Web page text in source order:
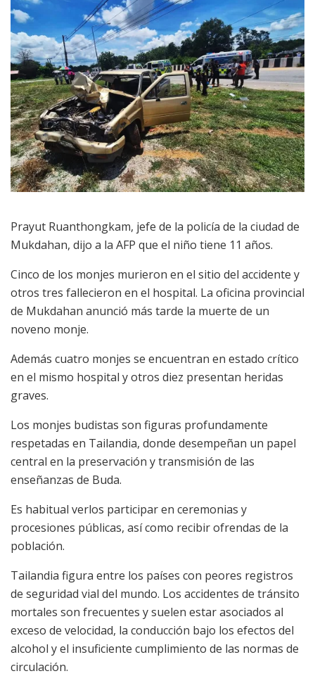
Prayut Ruanthongkam, jefe de la policía de la ciudad de
Mukdahan, dijo a la AFP que el niño tiene 11 años.
Cinco de los monjes murieron en el sitio del accidente y
otros tres fallecieron en el hospital. La oficina provincial
de Mukdahan anunció más tarde la muerte de un
noveno monje.
Además cuatro monjes se encuentran en estado crítico
en el mismo hospital y otros diez presentan heridas
graves.
Los monjes budistas son figuras profundamente
respetadas en Tailandia, donde desempeñan un papel
central en la preservación y transmisión de las
enseñanzas de Buda.
Es habitual verlos participar en ceremonias y
procesiones públicas, así como recibir ofrendas de la
población.
Tailandia figura entre los países con peores registros
de seguridad vial del mundo. Los accidentes de tránsito
mortales son frecuentes y suelen estar asociados al
exceso de velocidad, la conducción bajo los efectos del
alcohol y el insuficiente cumplimiento de las normas de
circulación.